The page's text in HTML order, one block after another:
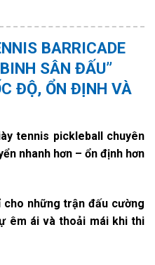
BARRICADE
SÂN ĐẤU”
ĐỘ, ỔN ĐỊNH VÀ
tennis pickleball chuyên
nhanh hơn – ổn định hơn
cho những trận đấu cường
êm ái và thoải mái khi thi